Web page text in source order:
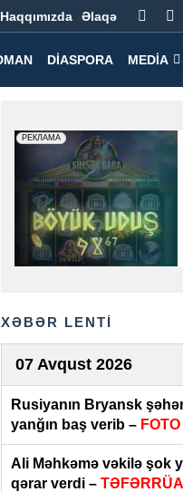
Haqqımızda Əlaqə
DIASPORA MEDIA
XƏBƏR LENTİ
07 Avqust 2026
Rusiyanın Bryansk
yanğın baş verib –
Ali Məhkəmə vəkilə şok
qərar verdi –